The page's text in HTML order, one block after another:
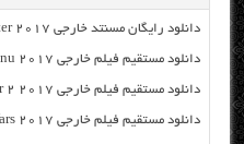
دانلود رایگان مسنتد خارجی Britney Ever After 2017 با لینک مستقیم
دانلود مستقیم فیلم خارجی OK Jaanu 2017 از سرور سایت
دانلود مستقیم فیلم خارجی John Wick: Chapter 2 2017 از سرور سایت
دانلود مستقیم فیلم خارجی Cross Wars 2017 از سرور سایت